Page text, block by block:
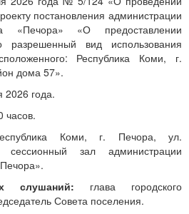
постановления администрации
«Печора» «О предоставлении
разрешенный вид использования
Республика Коми, г.
дома 57».
2026 года.
часов.
Коми, г. Печора, ул.
зал администрации
слушаний: глава городского
Совета поселения.